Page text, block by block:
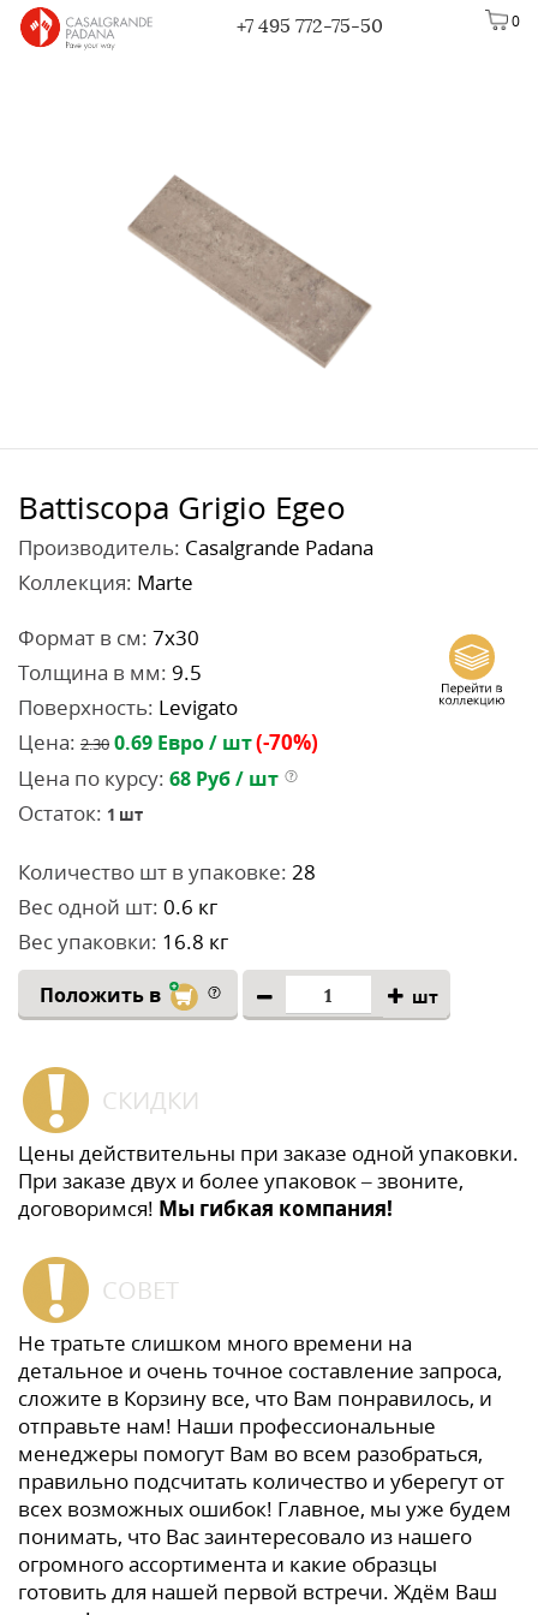
0
+7 495 772-75-50
Battiscopa Grigio Egeo
Производитель: Casalgrande Padana
Коллекция: Marte
Формат в см: 7x30
Толщина в мм: 9.5
Поверхность: Levigato
Цена: 2.30 0.69 Евро / шт(-70%)
Цена по курсу: 68 Руб / шт
Остаток: 1 шт
Количество шт в упаковке: 28
Вес одной шт: 0.6 кг
Вес упаковки: 16.8 кг
Положить в шт
СКИДКИ
Цены действительны при заказе одной упаковки.
При заказе двух и более упаковок – звоните,
договоримся! Мы гибкая компания!
СОВЕТ
Не тратьте слишком много времени на
детальное и очень точное составление запроса,
сложите в Корзину все, что Вам понравилось, и
отправьте нам! Наши профессиональные
менеджеры помогут Вам во всем разобраться,
правильно подсчитать количество и уберегут от
всех возможных ошибок! Главное, мы уже будем
понимать, что Вас заинтересовало из нашего
огромного ассортимента и какие образцы
готовить для нашей первой встречи. Ждём Ваш